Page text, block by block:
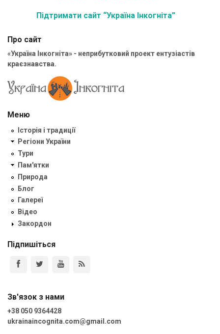
Підтримати сайт “Україна Інкогніта”
Про сайт
«Україна Інкогніта» - неприбутковий проект ентузіастів
краєзнавства.
Меню
Історія і традиції
Регіони України
Тури
Пам'ятки
Природа
Блог
Галереї
Відео
Закордон
Підпишіться
Зв'язок з нами
+38 050 9364428
ukrainaincognita.com@gmail.com